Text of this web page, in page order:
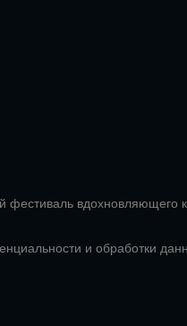
вдохновляющего
и обработки